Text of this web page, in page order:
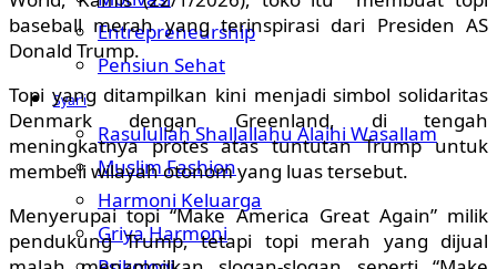
Entrepreneurship
Pensiun Sehat
Syar’i
Rasulullah Shallallahu Alaihi Wasallam
Muslim Fashion
Harmoni Keluarga
Griya Harmoni
baseball merah yang terinspirasi dari Presiden AS
Donald Trump.
Topi yang ditampilkan kini menjadi simbol solidaritas
Denmark dengan Greenland, di tengah
meningkatnya protes atas tuntutan Trump untuk
membeli wilayah otonom yang luas tersebut.
Menyerupai topi “Make America Great Again” milik
pendukung Trump, tetapi topi merah yang dijual